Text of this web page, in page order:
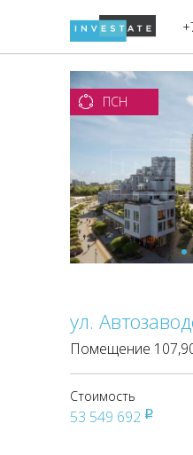
Дикси
В башне
ПСН
ул.
Помещение
Стоимость
53 549 692 pуб